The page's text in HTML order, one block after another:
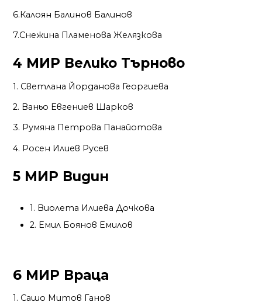
6.Калоян Балинов Балинов
7.Снежина Пламенова Желязкова
4 МИР Велико Търново
1. Светлана Йорданова Георгиева
2. Ваньо Евгениев Шарков
3. Румяна Петрова Панайотова
4. Росен Илиев Русев
5 МИР Видин
1. Виолета Илиева Дочкова
2. Емил Боянов Емилов
6 МИР Враца
1. Сашо Митов Ганов